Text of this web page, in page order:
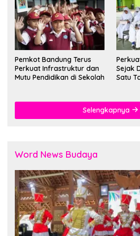
Pemkot Bandung Terus
Perkuat Infrastruktur dan
Mutu Pendidikan di Sekolah
Sejak
Satu
Selengkapnya
Word News Budaya